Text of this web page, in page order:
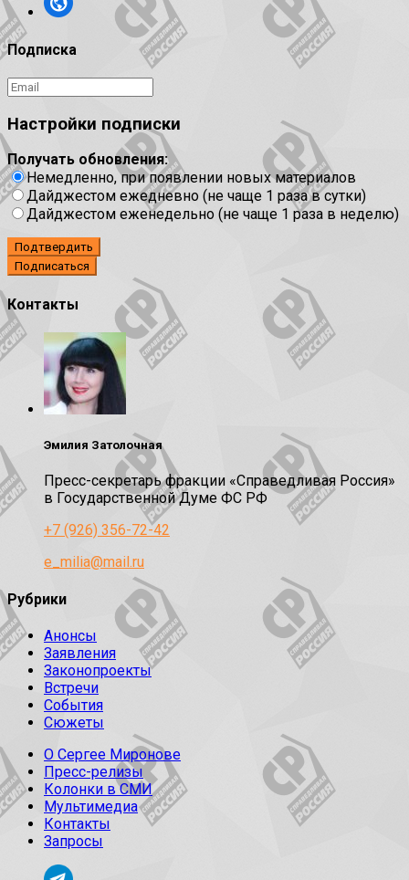
Подписка
Настройки подписки
Получать обновления:
Немедленно, при появлении новых материалов
Дайджестом ежедневно (не чаще 1 раза в сутки)
Дайджестом еженедельно (не чаще 1 раза в неделю)
Подтвердить
Контакты
Эмилия Затолочная
Пресс-секретарь фракции «Справедливая Россия»
в Государственной Думе ФС РФ
+7 (926) 356-72-42
e_milia@mail.ru
Рубрики
Анонсы
Заявления
Законопроекты
Встречи
События
Сюжеты
О Сергее Миронове
Пресс-релизы
Колонки в СМИ
Мультимедиа
Контакты
Запросы